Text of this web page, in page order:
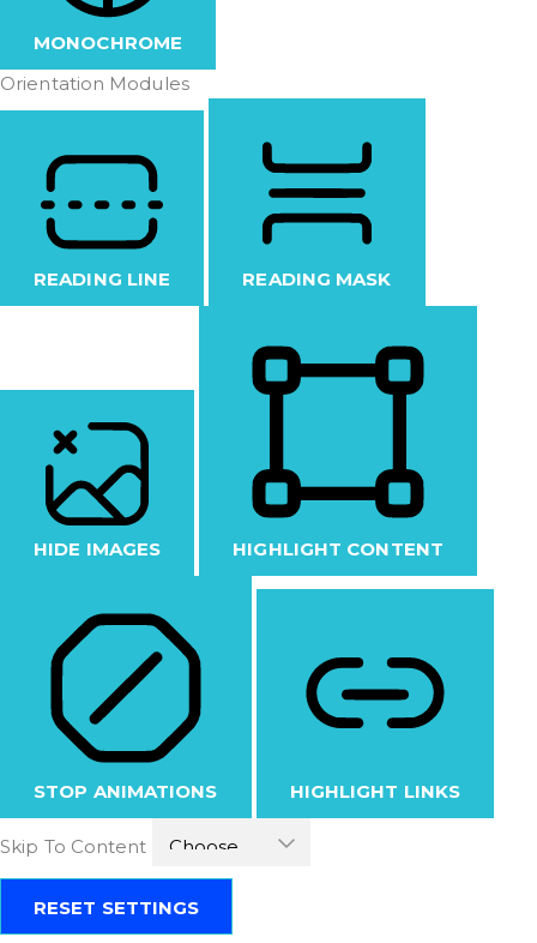
MONOCHROME
Orientation Modules
READING LINE READING MASK
HIDE IMAGES HIGHLIGHT CONTENT
STOP ANIMATIONS HIGHLIGHT LINKS
Skip To Content
RESET SETTINGS